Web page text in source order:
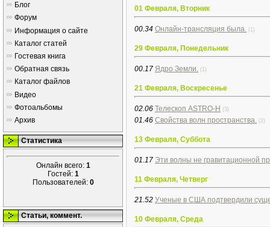
Блог
Форум
Информация о сайте
Каталог статей
Гостевая книга
Обратная связь
Каталог файлов
Видео
Фотоальбомы
Архив
Статистика
Онлайн всего: 1
Гостей: 1
Пользователей: 0
Статьи, коммент.
01 Февраля, Вторник
00.34 Онлайн-трансляция была. (1)
29 Февраля, Понедельник
00.17 Ядро Земли. (1)
21 Февраля, Воскресенье
02.06 Телескоп ASTRO-H (3)
01.46 Свойства волн пространства. (2)
13 Февраля, Суббота
01.17 Эти волны не гравитационной
11 Февраля, Четверг
21.52 Ученые в США подтвердили
10 Февраля, Среда